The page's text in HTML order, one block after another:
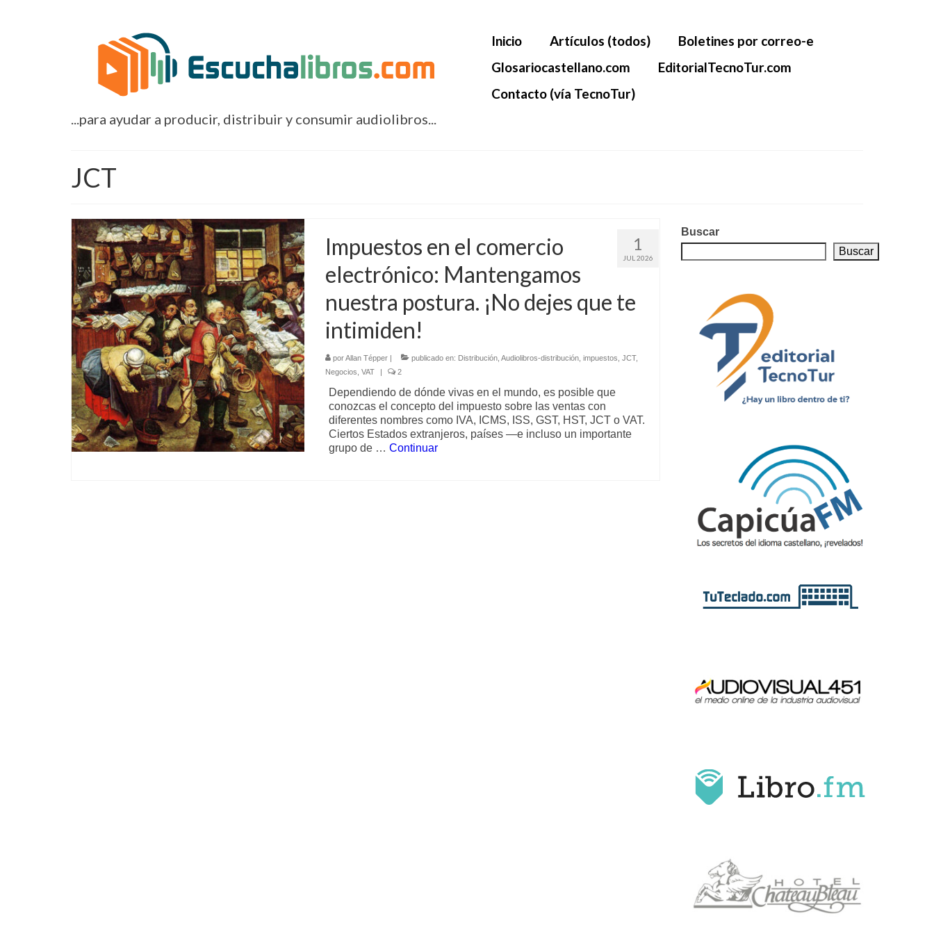
...para ayudar a producir, distribuir y consumir audiolibros...
Inicio Artículos (todos)
Boletines por correo-e
Glosariocastellano.com
EditorialTecnoTur.com
Contacto (vía TecnoTur)
JCT
1
JUL 2026
Impuestos en el comercio
electrónico: Mantengamos
nuestra postura. ¡No dejes que te
intimiden!
porAllan Tépper| publicado en: Distribución, Audiolibros-distribución, impuestos JCT,
Negocios VAT 2
Dependiendo de dónde vivas en el mundo, es posible que
conozcas el concepto del impuesto sobre las ventas con
diferentes nombres como IVA, ICMS, ISS, GST, HST, JCT o VAT.
Ciertos Estados extranjeros, países —e incluso un importante
grupo de … Continuar
Buscar
Buscar